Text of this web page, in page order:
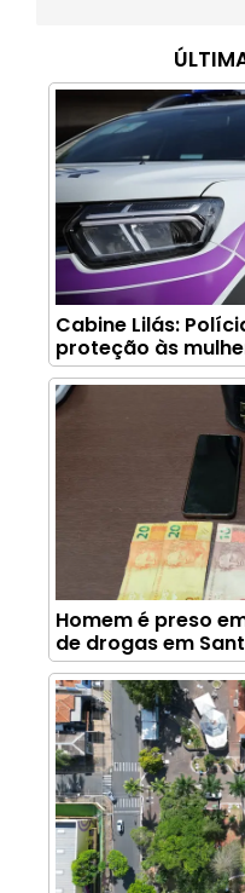
Cabine Lilás:
proteção às
Homem é preso
de drogas em